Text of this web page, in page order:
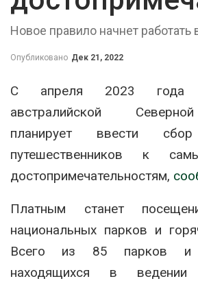
Новое правило начнет работать
Опубликовано Дек 21, 2022
С апреля 2023 года
австралийской
планирует ввести
путешественников к
достопримечательностям,
Платным станет
национальных парков и
Всего из 85 парков и
находящихся в ведении